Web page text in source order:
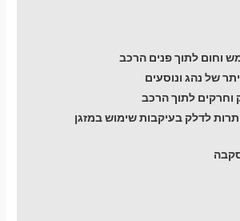
וחום לתוך פנים הרכב
של נהג ונוסעים
וחרקים לתוך הרכב
לדלק בעיקבות שימוש במזגן